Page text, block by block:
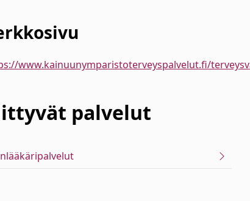
www.kainuunymparistoterveyspalvelut.fi/
palvelut